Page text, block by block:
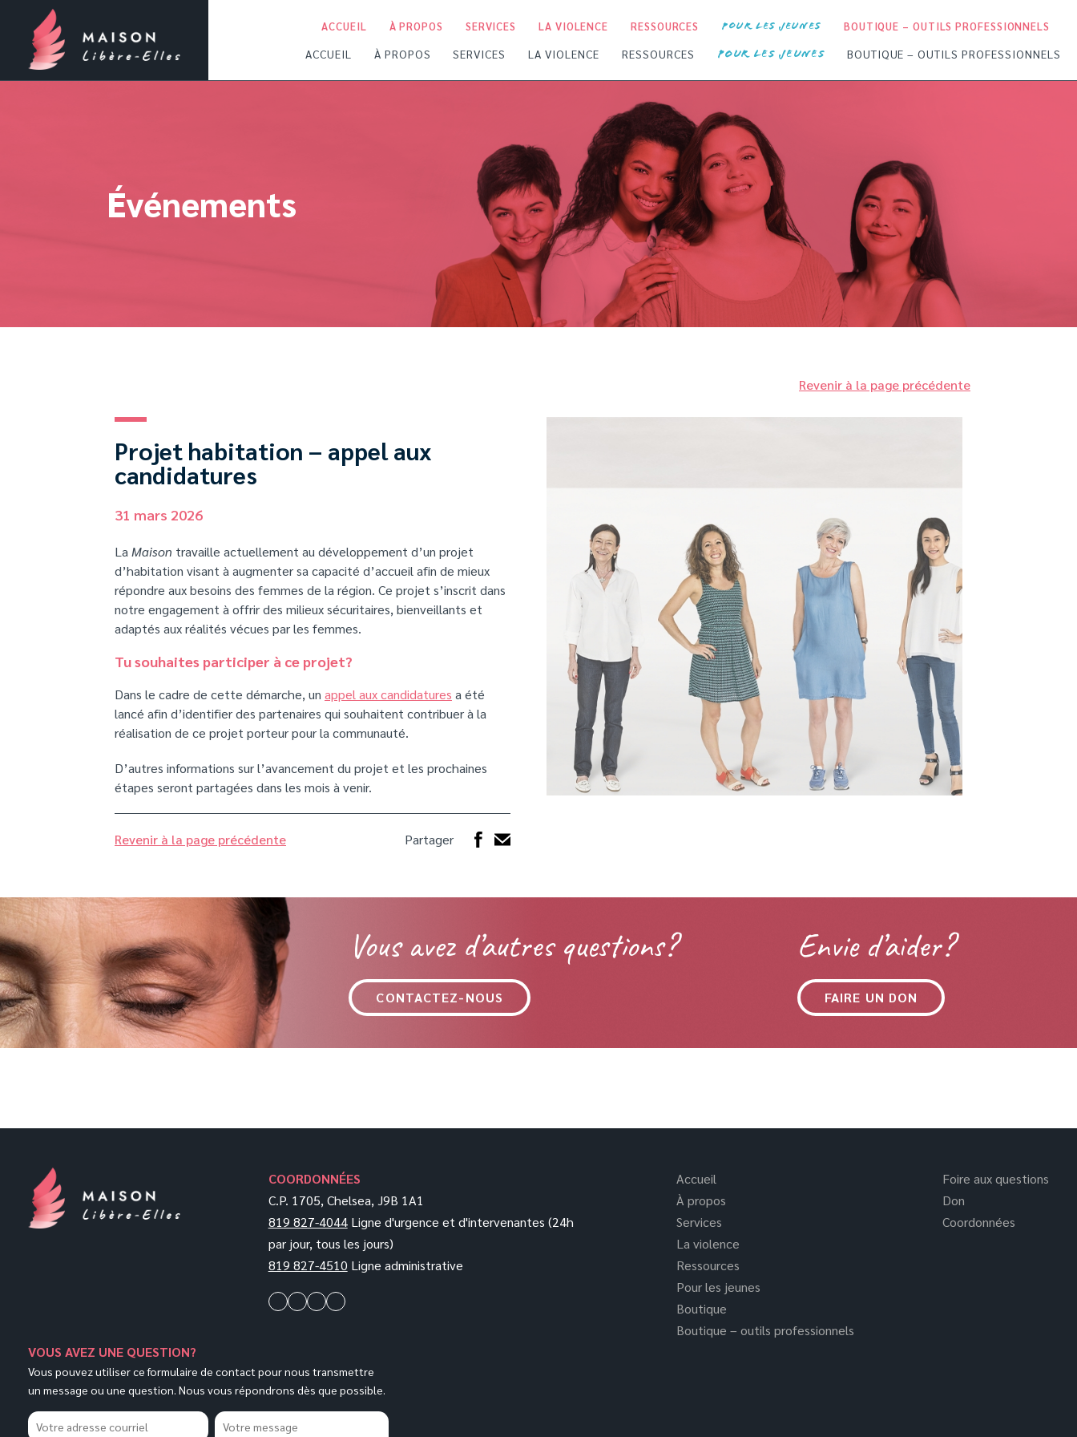
ACCUEIL À PROPOS SERVICES LA VIOLENCE RESSOURCES POUR LES JEUNES BOUTIQUE – OUTILS PROFESSIONNELS
ACCUEIL À PROPOS SERVICES LA VIOLENCE RESSOURCES POUR LES JEUNES BOUTIQUE – OUTILS PROFESSIONNELS
Événements
Revenir à la page précédente
Projet habitation – appel aux
candidatures
31 mars 2026
La Maison travaille actuellement au développement d’un projet
d’habitation visant à augmenter sa capacité d’accueil afin de mieux
répondre aux besoins des femmes de la région. Ce projet s’inscrit dans
notre engagement à offrir des milieux sécuritaires, bienveillants et
adaptés aux réalités vécues par les femmes.
Tu souhaites participer à ce projet?
Dans le cadre de cette démarche, un appel aux candidatures a été
lancé afin d’identifier des partenaires qui souhaitent contribuer à la
réalisation de ce projet porteur pour la communauté.
D’autres informations sur l’avancement du projet et les prochaines
étapes seront partagées dans les mois à venir.
Revenir à la page précédente Partager
Vous avez d’autres questions?
CONTACTEZ-NOUS
Envie d’aider?
FAIRE UN DON
COORDONNÉES
C.P. 1705, Chelsea, J9B 1A1
819 827-4044Ligne d'urgence et d'intervenantes (24h
par jour, tous les jours)
819 827-4510 Ligne administrative
Accueil
À propos
Services
La violence
Ressources
Pour les jeunes
Boutique
Boutique – outils professionnels
Foire aux questions
Don
Coordonnées
VOUS AVEZ UNE QUESTION?
Vous pouvez utiliser ce formulaire de contact pour nous transmettre
un message ou une question. Nous vous répondrons dès que possible.